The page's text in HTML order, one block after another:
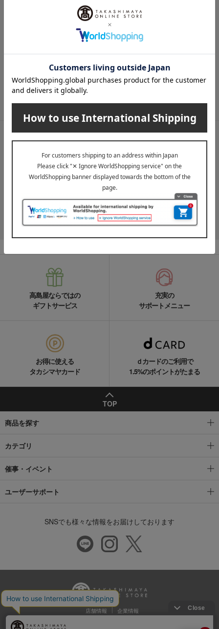
メールマガジン
送料無料クーポンやキャンペーン、新着・SALE・おすすめ商品な
ど、「高島屋オンラインストア」のお得＆うれしい情報をお届けい
たします。
メールマガジンについて詳しく見る
LINE公式アカウント
高島屋オンラインストアLINE公式アカウントでは百貨店ならではの
名品やお得な最新情報を配信中！
LINEの友達追加をする
高島屋ならではの
ギフトサービス
充実の
サポートメニュー
お得に使える
タカシマヤカード
ｄカードのご利用で
1.5%のポイントがたまる
TOP
商品を探す
カテゴリ
催事・イベント
ユーザーサポート
SNSでも様々な情報をお届けしております
店舗情報 企業情報